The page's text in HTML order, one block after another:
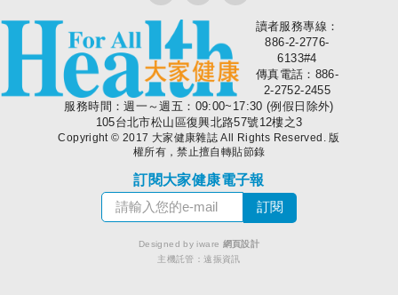
大家健康
讀者服務專線：
886-2-2776-
6133#4
傳真電話：886-
2-2752-2455
服務時間：週一～週五：09:00~17:30 (例假日除外)
105台北市松山區復興北路57號12樓之3
Copyright © 2017 大家健康雜誌 All Rights Reserved. 版
權所有，禁止擅自轉貼節錄
訂閱大家健康電子報
Designed by iware 網頁設計
主機託管：遠振資訊